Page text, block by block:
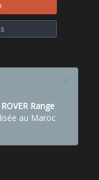
×
Range
au Maroc